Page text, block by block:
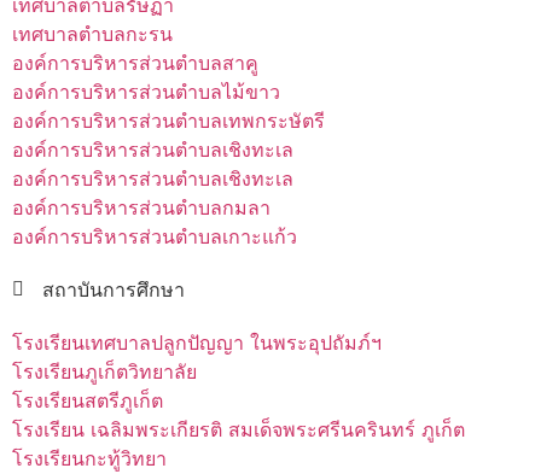
เทศบาลตำบลรัษฏา
เทศบาลตำบลกะรน
องค์การบริหารส่วนตำบลสาคู
องค์การบริหารส่วนตำบลไม้ขาว
องค์การบริหารส่วนตำบลเทพกระษัตรี
องค์การบริหารส่วนตำบลเชิงทะเล
องค์การบริหารส่วนตำบลเชิงทะเล
องค์การบริหารส่วนตำบลกมลา
องค์การบริหารส่วนตำบลเกาะแก้ว
สถาบันการศึกษา
โรงเรียนเทศบาลปลูกปัญญา ในพระอุปถัมภ์ฯ
โรงเรียนภูเก็ตวิทยาลัย
โรงเรียนสตรีภูเก็ต
โรงเรียน เฉลิมพระเกียรติ สมเด็จพระศรีนครินทร์ ภูเก็ต
โรงเรียนกะทู้วิทยา